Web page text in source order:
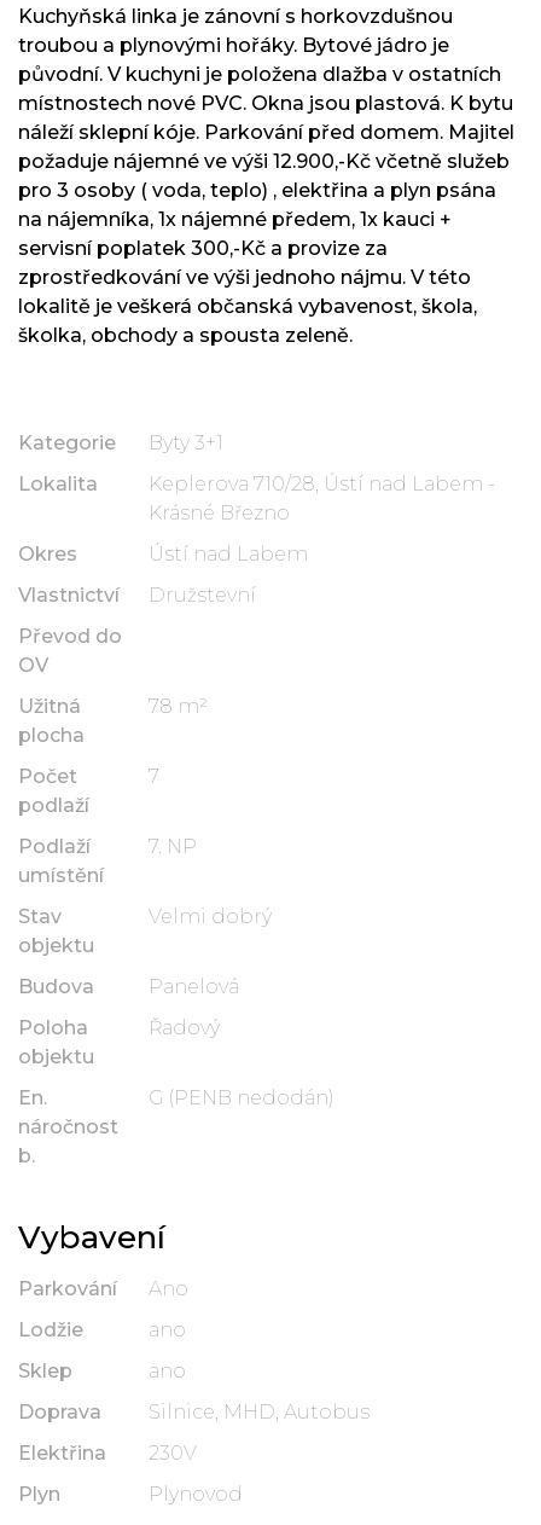
Kuchyňská linka je zánovní s horkovzdušnou
troubou a plynovými hořáky. Bytové jádro je
původní. V kuchyni je položena dlažba v ostatních
místnostech nové PVC. Okna jsou plastová. K bytu
náleží sklepní kóje. Parkování před domem. Majitel
požaduje nájemné ve výši 12.900,-Kč včetně služeb
pro 3 osoby ( voda, teplo) , elektřina a plyn psána
na nájemníka, 1x nájemné předem, 1x kauci +
servisní poplatek 300,-Kč a provize za
zprostředkování ve výši jednoho nájmu. V této
lokalitě je veškerá občanská vybavenost, škola,
školka, obchody a spousta zeleně.
Kategorie
Byty 3+1
Lokalita
Keplerova 710/28, Ústí nad Labem -
Krásné Březno
Okres
Ústí nad Labem
Vlastnictví
Družstevní
Převod do
OV
Užitná
plocha
78 m²
Počet
podlaží
7
Podlaží
umístění
7. NP
Stav
objektu
Velmi dobrý
Budova
Panelová
Poloha
objektu
Řadový
En.
náročnost
b.
G (PENB nedodán)
Vybavení
Parkování
Ano
Lodžie
ano
Sklep
ano
Doprava
Silnice, MHD, Autobus
Elektřina
230V
Plyn
Plynovod